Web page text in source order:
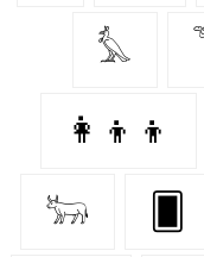
𓅘
👩‍👦‍👦
𓃒